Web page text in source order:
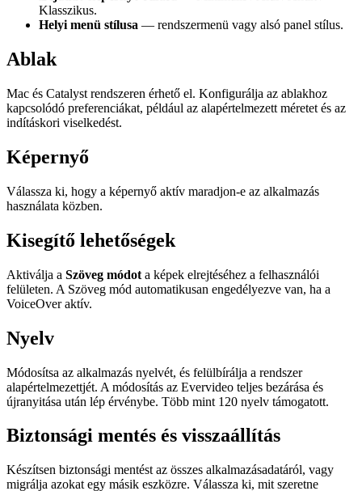
Klasszikus.
Helyi menü stílusa — rendszermenü vagy alsó panel stílus.
Ablak
Mac és Catalyst rendszeren érhető el. Konfigurálja az ablakhoz
kapcsolódó preferenciákat, például az alapértelmezett méretet és az
indításkori viselkedést.
Képernyő
Válassza ki, hogy a képernyő aktív maradjon-e az alkalmazás
használata közben.
Kisegítő lehetőségek
Aktiválja a Szöveg módot a képek elrejtéséhez a felhasználói
felületen. A Szöveg mód automatikusan engedélyezve van, ha a
VoiceOver aktív.
Nyelv
Módosítsa az alkalmazás nyelvét, és felülbírálja a rendszer
alapértelmezettjét. A módosítás az Evervideo teljes bezárása és
újranyitása után lép érvénybe. Több mint 120 nyelv támogatott.
Biztonsági mentés és visszaállítás
Készítsen biztonsági mentést az összes alkalmazásadatáról, vagy
migrálja azokat egy másik eszközre. Válassza ki, mit szeretne